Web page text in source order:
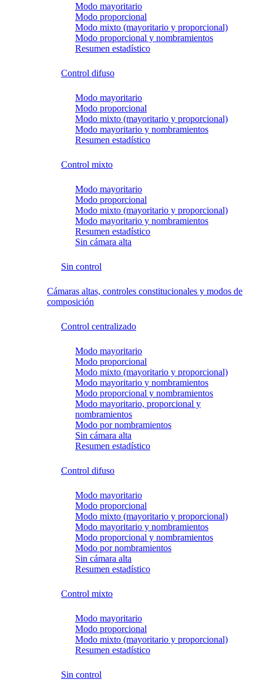
Modo mayoritario
Modo proporcional
Modo mixto (mayoritario y proporcional)
Modo proporcional y nombramientos
Resumen estadístico
Control difuso
Modo mayoritario
Modo proporcional
Modo mixto (mayoritario y proporcional)
Modo mayoritario y nombramientos
Resumen estadístico
Control mixto
Modo mayoritario
Modo proporcional
Modo mixto (mayoritario y proporcional)
Modo mayoritario y nombramientos
Resumen estadístico
Sin cámara alta
Sin control
Cámaras altas, controles constitucionales y modos de
composición
Control centralizado
Modo mayoritario
Modo proporcional
Modo mixto (mayoritario y proporcional)
Modo mayoritario y nombramientos
Modo proporcional y nombramientos
Modo mayoritario, proporcional y
nombramientos
Modo por nombramientos
Sin cámara alta
Resumen estadístico
Control difuso
Modo mayoritario
Modo proporcional
Modo mixto (mayoritario y proporcional)
Modo mayoritario y nombramientos
Modo proporcional y nombramientos
Modo por nombramientos
Sin cámara alta
Resumen estadístico
Control mixto
Modo mayoritario
Modo proporcional
Modo mixto (mayoritario y proporcional)
Resumen estadístico
Sin control